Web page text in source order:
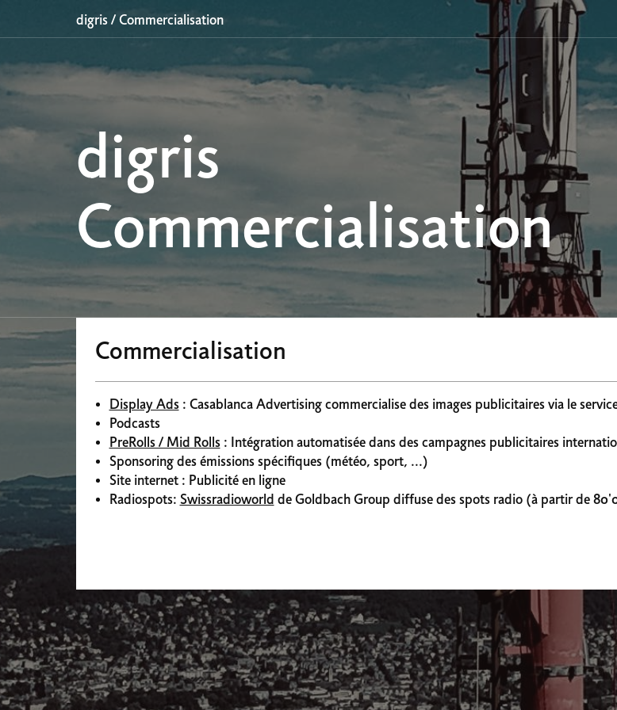
digris / Commercialisation
digris
Commercialisation
Commercialisation
Display Ads: Casablanca Advertising commercialise des images publicitaires via le
Podcasts
PreRolls / Mid Rolls: Intégration automatisée dans des campagnes publicitaires
Sponsoring des émissions spécifiques (météo, sport, ...)
Site internet : Publicité en ligne
Radiospots: Swissradioworld de Goldbach Group diffuse des spots radio (à partir de